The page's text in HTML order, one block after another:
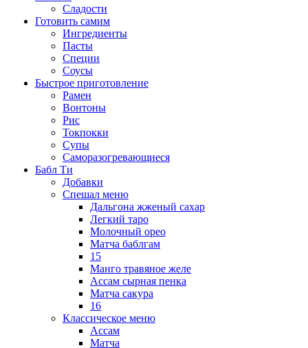
Сладости
Готовить самим
Ингредиенты
Пасты
Специи
Соусы
Быстрое приготовление
Рамен
Вонтоны
Рис
Токпокки
Супы
Саморазогревающиеся
Бабл Ти
Добавки
Спешал меню
Дальгона жженый сахар
Легкий таро
Молочный орео
Матча баблгам
15
Манго травяное желе
Ассам сырная пенка
Матча сакура
16
Классическое меню
Ассам
Матча